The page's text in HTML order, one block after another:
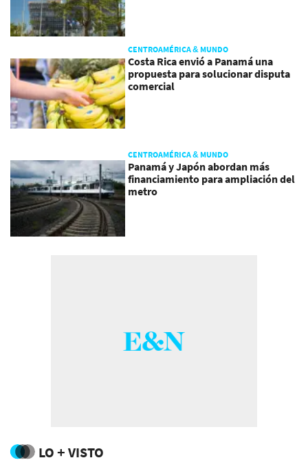
CENTROAMÉRICA & MUNDO
Costa Rica envió a Panamá una
propuesta para solucionar disputa
comercial
CENTROAMÉRICA & MUNDO
Panamá y Japón abordan más
financiamiento para ampliación del
metro
LO + VISTO